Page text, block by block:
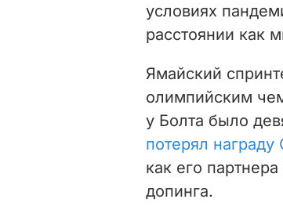
условиях
расстоянии как
Ямайский
олимпийским
у Болта было
потерял
как его
допинга.